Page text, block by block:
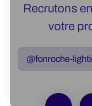
Recrutons
votre
@fonroche-